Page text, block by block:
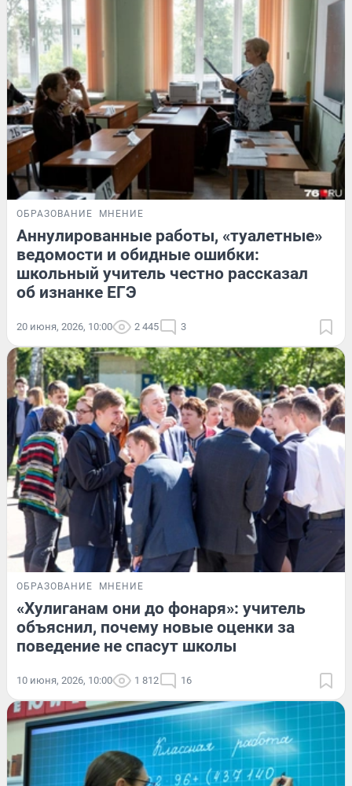
ОБРАЗОВАНИЕ МНЕНИЕ
Аннулированные работы, «туалетные»
ведомости и обидные ошибки:
школьный учитель честно рассказал
об изнанке ЕГЭ
20 июня, 2026, 10:00 2 445 3
ОБРАЗОВАНИЕ МНЕНИЕ
«Хулиганам они до фонаря»: учитель
объяснил, почему новые оценки за
поведение не спасут школы
10 июня, 2026, 10:00 1 812 16